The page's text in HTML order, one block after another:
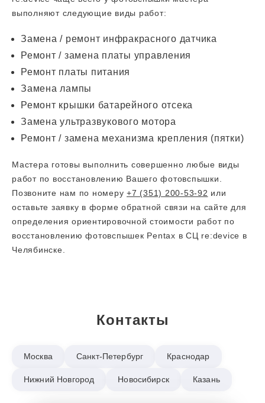
выполняют следующие виды работ:
Замена / ремонт инфракрасного датчика
Ремонт / замена платы управления
Ремонт платы питания
Замена лампы
Ремонт крышки батарейного отсека
Замена ультразвукового мотора
Ремонт / замена механизма крепления (пятки)
Мастера готовы выполнить совершенно любые виды
работ по восстановлению Вашего фотовспышки.
Позвоните нам по номеру +7 (351) 200-53-92 или
оставьте заявку в форме обратной связи на сайте для
определения ориентировочной стоимости работ по
восстановлению фотовспышек Pentax в СЦ re:device в
Челябинске.
Контакты
Москва Санкт-Петербург Краснодар
Нижний Новгород Новосибирск Казань